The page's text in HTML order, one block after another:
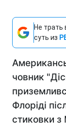
Не трать
суть из
човник
Флоріді
стиковки